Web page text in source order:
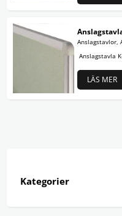
Anslagstavlor,
Anslagstavla
LÄS MER
Kategorier